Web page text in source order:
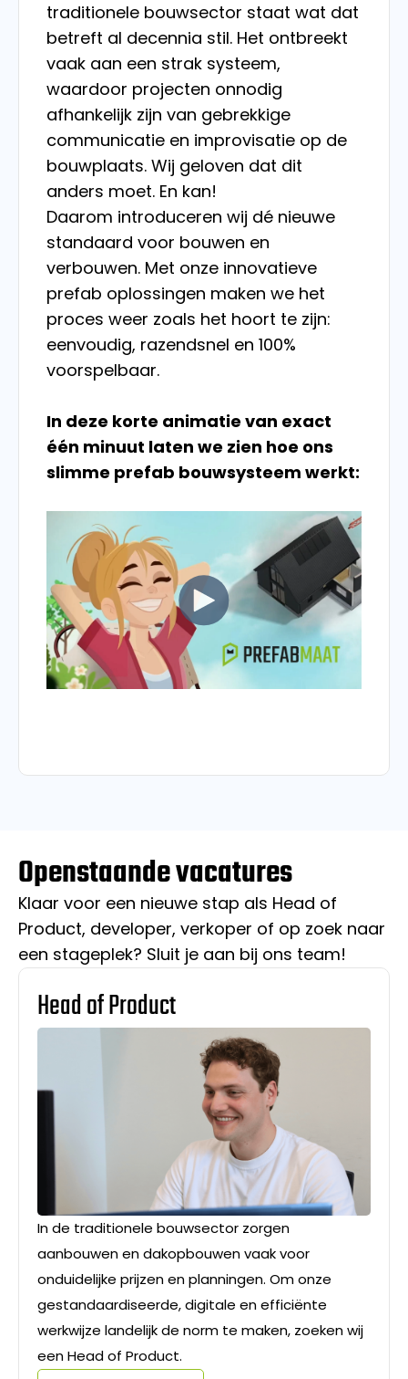
traditionele bouwsector staat wat dat
betreft al decennia stil. Het ontbreekt
vaak aan een strak systeem,
waardoor projecten onnodig
afhankelijk zijn van gebrekkige
communicatie en improvisatie op de
bouwplaats. Wij geloven dat dit
anders moet. En kan!
Daarom introduceren wij dé nieuwe
standaard voor bouwen en
verbouwen. Met onze innovatieve
prefab oplossingen maken we het
proces weer zoals het hoort te zijn:
eenvoudig, razendsnel en 100%
voorspelbaar.
In deze korte animatie van exact
één minuut laten we zien hoe ons
slimme prefab bouwsysteem werkt:
Openstaande vacatures
Klaar voor een nieuwe stap als Head of
Product, developer, verkoper of op zoek naar
een stageplek? Sluit je aan bij ons team!
Head of Product
In de traditionele bouwsector zorgen
aanbouwen en dakopbouwen vaak voor
onduidelijke prijzen en planningen. Om onze
gestandaardiseerde, digitale en efficiënte
werkwijze landelijk de norm te maken, zoeken wij
een Head of Product.